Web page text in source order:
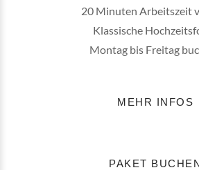
20 Minuten Arbeitszeit
Klassische
Montag bis Freitag
MEHR INFOS
PAKET